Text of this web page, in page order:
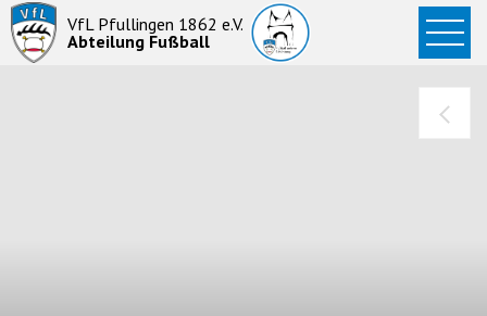
VfL Pfullingen 1862 e.V.
Abteilung Fußball
Startseite
News